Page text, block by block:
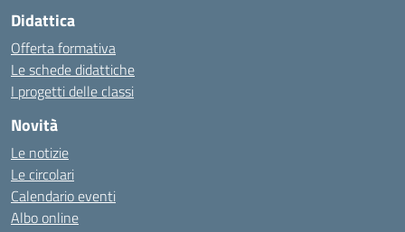
Didattica
Offerta formativa
Le schede didattiche
I progetti delle classi
Novità
Le notizie
Le circolari
Calendario eventi
Albo online